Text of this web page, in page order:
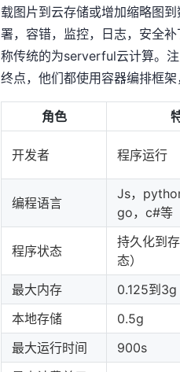
载图片到云存储或增加缩略图
署，容错，监控，日志，安全
称传统的为serverful云计算。
终点，他们都使用容器编排框
角色
开发者 程序运行
编程语言
Js，
go，c#等
程序状态
持久化到
态）
最大内存
0.125到3g
本地存储
0.5g
最大运行时间
900s